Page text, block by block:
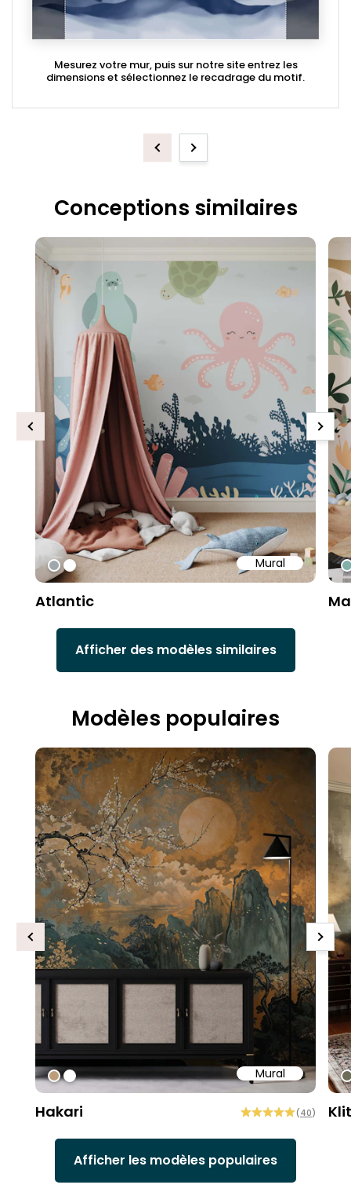
Mesurez votre mur, puis sur notre site entrez les
dimensions et sélectionnez le recadrage du motif.
PreviousNext
Conceptions similaires
Mural
#9fa8ad
#ffffff
Atlantic
Previous Next
Afficher des modèles similaires
Modèles populaires
Mural
#bd9e7a
#ffffff
Hakari (40)
Previous Next
Afficher les modèles populaires